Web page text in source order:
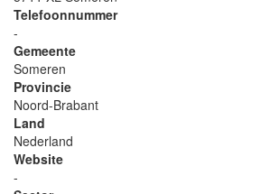
Telefoonnummer
-
Gemeente
Someren
Provincie
Noord-Brabant
Land
Nederland
Website
-